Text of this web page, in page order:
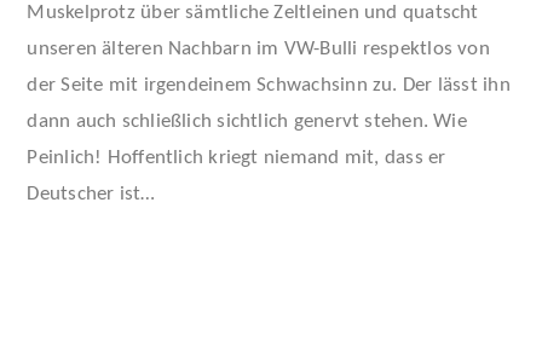
Muskelprotz über sämtliche Zeltleinen und quatscht
unseren älteren Nachbarn im VW-Bulli respektlos von
der Seite mit irgendeinem Schwachsinn zu. Der lässt ihn
dann auch schließlich sichtlich genervt stehen. Wie
Peinlich! Hoffentlich kriegt niemand mit, dass er
Deutscher ist…